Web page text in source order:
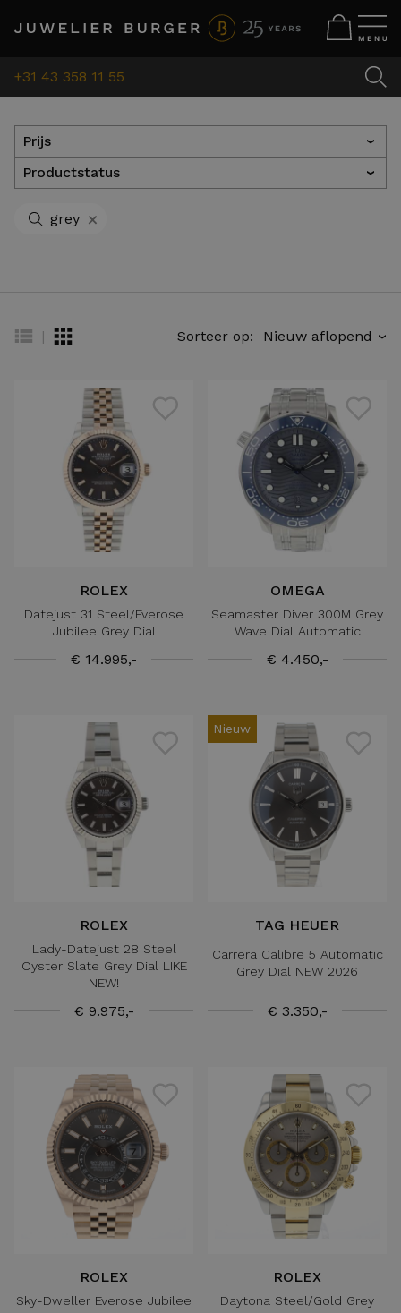
+31 43 358 11 55
Prijs ›
Productstatus ›
grey +
| Sorteer op: ›
ROLEX
Datejust 31 Steel/Everose
Jubilee Grey Dial
€ 14.995,-
OMEGA
Seamaster Diver 300M Grey
Wave Dial Automatic
€ 4.450,-
ROLEX
Lady-Datejust 28 Steel
Oyster Slate Grey Dial LIKE
NEW!
€ 9.975,-
Nieuw
TAG HEUER
Carrera Calibre 5 Automatic
Grey Dial NEW 2026
€ 3.350,-
ROLEX
Sky-Dweller Everose Jubilee
ROLEX
Daytona Steel/Gold Grey